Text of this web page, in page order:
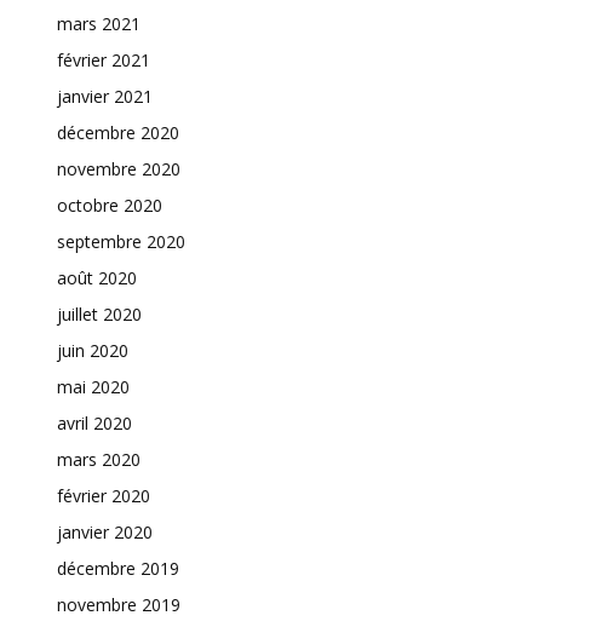
mars 2021
février 2021
janvier 2021
décembre 2020
novembre 2020
octobre 2020
septembre 2020
août 2020
juillet 2020
juin 2020
mai 2020
avril 2020
mars 2020
février 2020
janvier 2020
décembre 2019
novembre 2019